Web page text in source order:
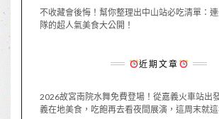
不收藏會後悔！幫你整理出中山站必吃清單：
隊的超人氣美食大公開！
近期文章
2026故宮南院水舞免費登場！從嘉義火車站出
義在地美食，吃飽再去看夜間展演，這周末就這